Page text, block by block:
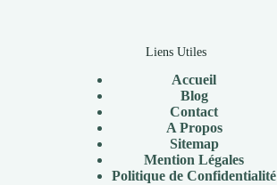
Liens Utiles
Accueil
Blog
Contact
A Propos
Sitemap
Mention Légales
Politique de Confidentialité